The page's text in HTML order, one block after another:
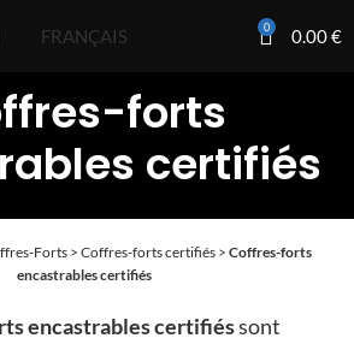
FRANÇAIS 0 0.00€
forts
certifiés
Forts> Coffres-forts certifiés> Coffres-forts
encastrables certifiés
encastrables certifiéssont